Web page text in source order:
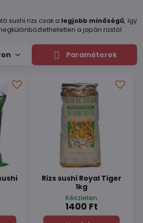
sushi rizs csak a legjobb minőségű, így
a japán rizstől.
Paraméterek
Rizs sushi Royal Tiger
1kg
Készleten
1400 Ft